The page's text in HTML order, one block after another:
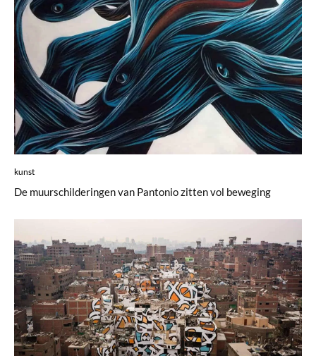
kunst
De muurschilderingen van Pantonio zitten vol beweging